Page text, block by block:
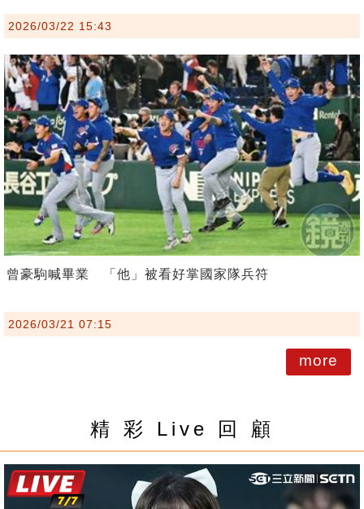
2026/03/22 15:43
曾豪駒喊畢業 「他」被看好掌國家隊兵符
2026/03/21 07:15
more
精 彩 Live 回 顧